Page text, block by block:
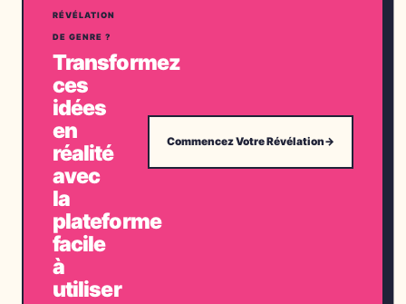
RÉVÉLATION
DE GENRE ?
Transformez
ces
idées
en
réalité
avec
la
plateforme
facile
à
utiliser
Commencez Votre Révélation→